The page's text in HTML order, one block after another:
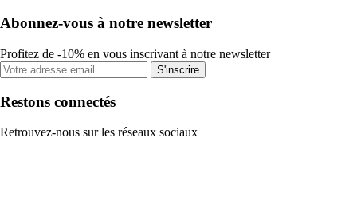
Abonnez-vous à notre newsletter
Profitez de -10% en vous inscrivant à notre newsletter
S'inscrire
Restons connectés
Retrouvez-nous sur les réseaux sociaux